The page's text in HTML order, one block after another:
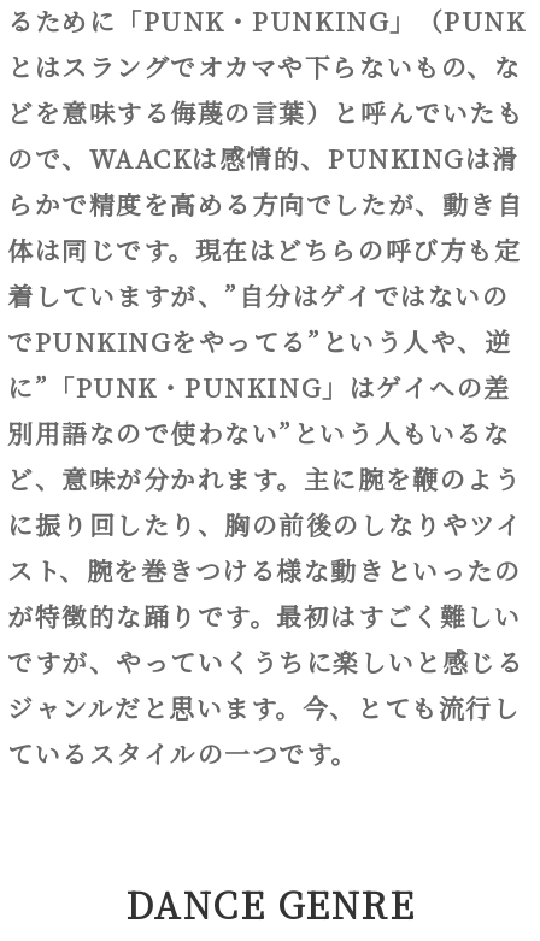
るために「PUNK・PUNKING」（PUNK
とはスラングでオカマや下らないもの、な
どを意味する侮蔑の言葉）と呼んでいたも
ので、WAACKは感情的、PUNKINGは滑
らかで精度を高める方向でしたが、動き自
体は同じです。現在はどちらの呼び方も定
着していますが、”自分はゲイではないの
でPUNKINGをやってる”という人や、逆
に”「PUNK・PUNKING」はゲイへの差
別用語なので使わない”という人もいるな
ど、意味が分かれます。主に腕を鞭のよう
に振り回したり、胸の前後のしなりやツイ
スト、腕を巻きつける様な動きといったの
が特徴的な踊りです。最初はすごく難しい
ですが、やっていくうちに楽しいと感じる
ジャンルだと思います。今、とても流行し
ているスタイルの一つです。
DANCE GENRE